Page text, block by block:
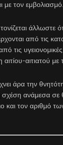
με τον εμβολιασμό.
άλλωστε
από τις
τις
αιτιατού με
άρα την
σχέση ανάμεσα
και τον αριθμό